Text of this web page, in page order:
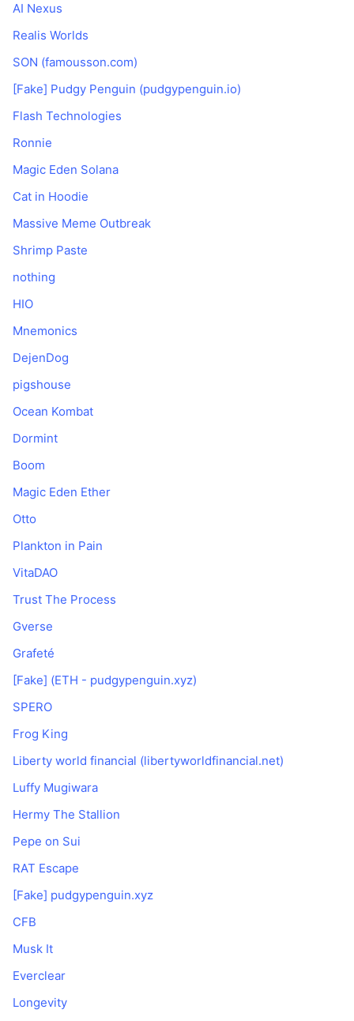
AI Nexus
Realis Worlds
SON (famousson.com)
[Fake] Pudgy Penguin (pudgypenguin.io)
Flash Technologies
Ronnie
Magic Eden Solana
Cat in Hoodie
Massive Meme Outbreak
Shrimp Paste
nothing
HIO
Mnemonics
DejenDog
pigshouse
Ocean Kombat
Dormint
Boom
Magic Eden Ether
Otto
Plankton in Pain
VitaDAO
Trust The Process
Gverse
Grafeté
[Fake] (ETH - pudgypenguin.xyz)
SPERO
Frog King
Liberty world financial (libertyworldfinancial.net)
Luffy Mugiwara
Hermy The Stallion
Pepe on Sui
RAT Escape
[Fake] pudgypenguin.xyz
CFB
Musk It
Everclear
Longevity